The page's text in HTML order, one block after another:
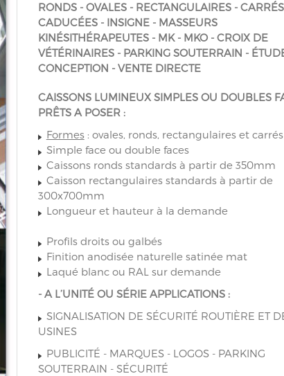
RONDS - OVALES - RECTANGULAIRES -
CADUCÉES - INSIGNE - MASSEURS
KINÉSITHÉRAPEUTES - MK - MKO - CROIX DE
VÉTÉRINAIRES - PARKING SOUTERRAIN -
CONCEPTION - VENTE DIRECTE
CAISSONS LUMINEUX SIMPLES OU DOUBLES
PRÊTS A POSER :
Formes: ovales, ronds, rectangulaires et carrés
Simple face ou double faces
Caissons ronds standards à partir de 350mm
Caisson rectangulaires standards à partir de
300x700mm
Longueur et hauteur à la demande
Profils droits ou galbés
Finition anodisée naturelle satinée mat
Laqué blanc ou RAL sur demande
- A L’UNITÉ OU SÉRIE APPLICATIONS :
SIGNALISATION DE SÉCURITÉ ROUTIÈRE ET
USINES
PUBLICITÉ - MARQUES - LOGOS - PARKING
SOUTERRAIN - SÉCURITÉ